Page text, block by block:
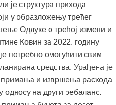
је структура прихода
у образложењу трећег
Одлуке о трећој измени и
Ковин за 2022. годину
потребно омогућити свим
средства. Урађена је
примања и извршења расхода
односу на други ребаланс.